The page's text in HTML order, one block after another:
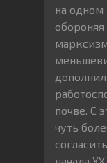
на одном
почве. С
чуть
начала